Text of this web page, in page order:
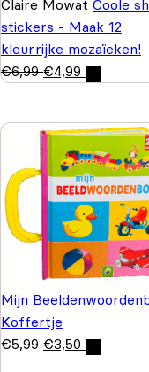
Claire Mowat Coole
stickers - Maak 12
kleurrijke mozaïeken!
€6,99 €4,99
Mijn
Koffertje
€5,99 €3,50